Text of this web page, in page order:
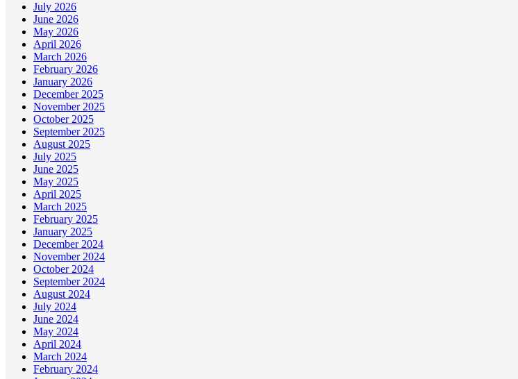
July 2026
June 2026
May 2026
April 2026
March 2026
February 2026
January 2026
December 2025
November 2025
October 2025
September 2025
August 2025
July 2025
June 2025
May 2025
April 2025
March 2025
February 2025
January 2025
December 2024
November 2024
October 2024
September 2024
August 2024
July 2024
June 2024
May 2024
April 2024
March 2024
February 2024